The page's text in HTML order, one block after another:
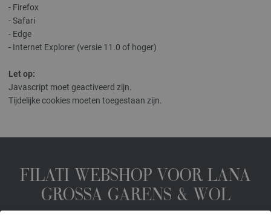
- Firefox
- Safari
- Edge
- Internet Explorer (versie 11.0 of hoger)
Let op:
Javascript moet geactiveerd zijn.
Tijdelijke cookies moeten toegestaan zijn.
FILATI WEBSHOP VOOR LANA
GROSSA GARENS & WOL